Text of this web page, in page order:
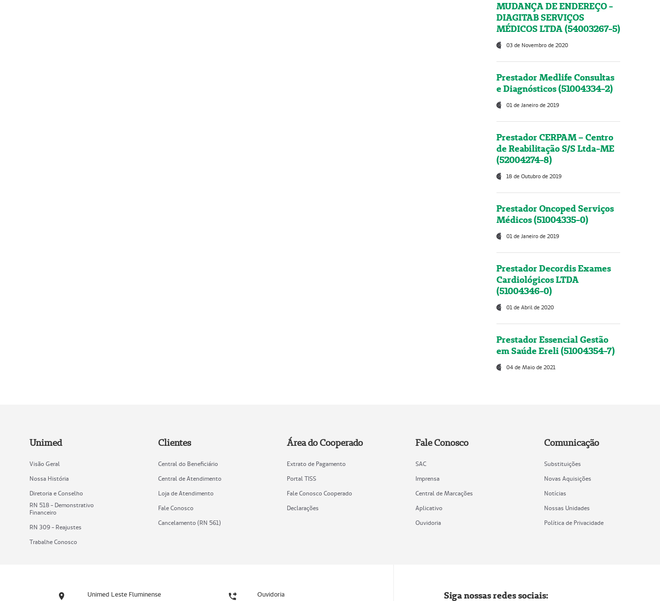
MUDANÇA DE ENDEREÇO -
DIAGITAB SERVIÇOS
MÉDICOS LTDA (54003267-5)
03 de Novembro de 2020
Prestador Medlife Consultas
e Diagnósticos (51004334-2)
01 de Janeiro de 2019
Prestador CERPAM – Centro
de Reabilitação S/S Ltda-ME
(52004274-8)
18 de Outubro de 2019
Prestador Oncoped Serviços
Médicos (51004335-0)
01 de Janeiro de 2019
Prestador Decordis Exames
Cardiológicos LTDA
(51004346-0)
01 de Abril de 2020
Prestador Essencial Gestão
em Saúde Ereli (51004354-7)
04 de Maio de 2021
Unimed
Visão Geral
Nossa História
Diretoria e Conselho
RN 518 - Demonstrativo
Financeiro
RN 309 - Reajustes
Trabalhe Conosco
Clientes
Central do Beneficiário
Central de Atendimento
Loja de Atendimento
Fale Conosco
Cancelamento (RN 561)
Área do Cooperado
Extrato de Pagamento
Portal TISS
Fale Conosco Cooperado
Declarações
Fale Conosco
SAC
Imprensa
Central de Marcações
Aplicativo
Ouvidoria
Comunicação
Substituições
Novas Aquisições
Notícias
Nossas Unidades
Política de Privacidade
Unimed Leste Fluminense Ouvidoria Siga nossas redes sociais: